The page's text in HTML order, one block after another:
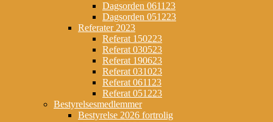
Dagsorden 061123
Dagsorden 051223
Referater 2023
Referat 150223
Referat 030523
Referat 190623
Referat 031023
Referat 061123
Referat 051223
Bestyrelsesmedlemmer
Bestyrelse 2026 fortrolig